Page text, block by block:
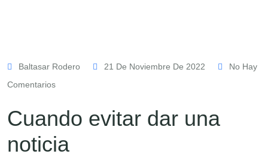
Baltasar Rodero 21 De Noviembre De 2022
No Hay
Comentarios
Cuando evitar dar una
noticia